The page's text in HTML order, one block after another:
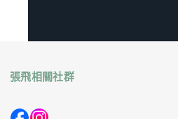
張飛相關社群